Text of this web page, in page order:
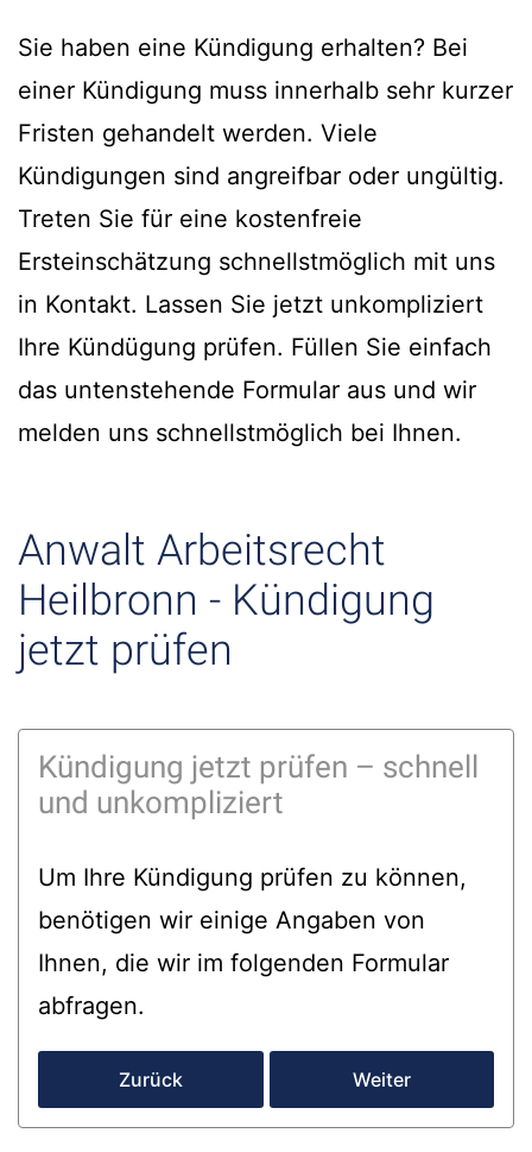
Sie haben eine Kündigung erhalten? Bei
einer Kündigung muss innerhalb sehr kurzer
Fristen gehandelt werden. Viele
Kündigungen sind angreifbar oder ungültig.
Treten Sie für eine kostenfreie
Ersteinschätzung schnellstmöglich mit uns
in Kontakt. Lassen Sie jetzt unkompliziert
Ihre Kündügung prüfen. Füllen Sie einfach
das untenstehende Formular aus und wir
melden uns schnellstmöglich bei Ihnen.
Anwalt Arbeitsrecht
Heilbronn - Kündigung
jetzt prüfen
Kündigung jetzt prüfen – schnell
und unkompliziert
Um Ihre Kündigung prüfen zu können,
benötigen wir einige Angaben von
Ihnen, die wir im folgenden Formular
abfragen.
Zurück Weiter